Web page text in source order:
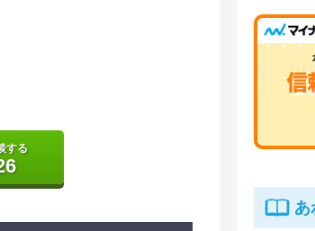
する
あ